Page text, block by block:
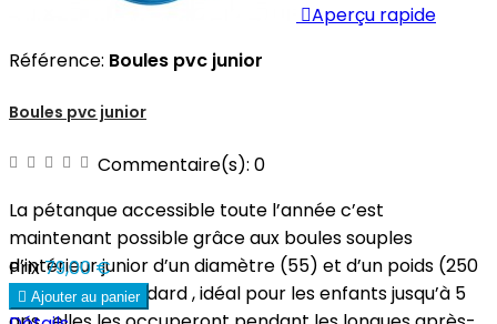
Aperçu rapide
Référence: Boules pvc junior
Boules pvc junior
Commentaire(s): 0
La pétanque accessible toute l’année c’est
maintenant possible grâce aux boules souples
d’intérieur junior d’un diamètre (55) et d’un poids (250
grammes) standard , idéal pour les enfants jusqu’à 5
Prix79,00 €
 Ajouter au panier